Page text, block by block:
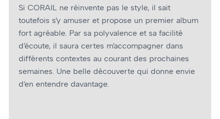
Si CORAIL ne réinvente pas le style, il sait
toutefois s’y amuser et propose un premier album
fort agréable. Par sa polyvalence et sa facilité
d’écoute, il saura certes m’accompagner dans
différents contextes au courant des prochaines
semaines. Une belle découverte qui donne envie
d’en entendre davantage.